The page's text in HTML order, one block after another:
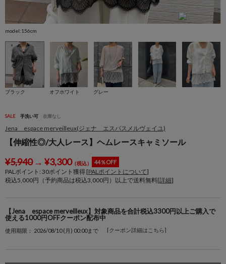
model:156cm
ブラック オフホワイト グレー
SALE 手洗い可 在庫なし
Jena espace merveilleux(ジェナ エスパスメルヴェイユ)
【伸縮性◎/大人レース】ヘムレースキャミソール
¥5,940→ ¥3,300（税込） 44％OFF
PALポイント: 30ポイント獲得 [PALポイントについて]
税込5,000円（予約商品は税込3,000円）以上で送料無料[詳細]
【Jena espace merveilleux】対象商品を合計税込3300円以上ご購入で
使える1000円OFFクーポン配布中
使用期限： 2026/08/10 (月) 00:00まで [クーポン詳細はこちら]